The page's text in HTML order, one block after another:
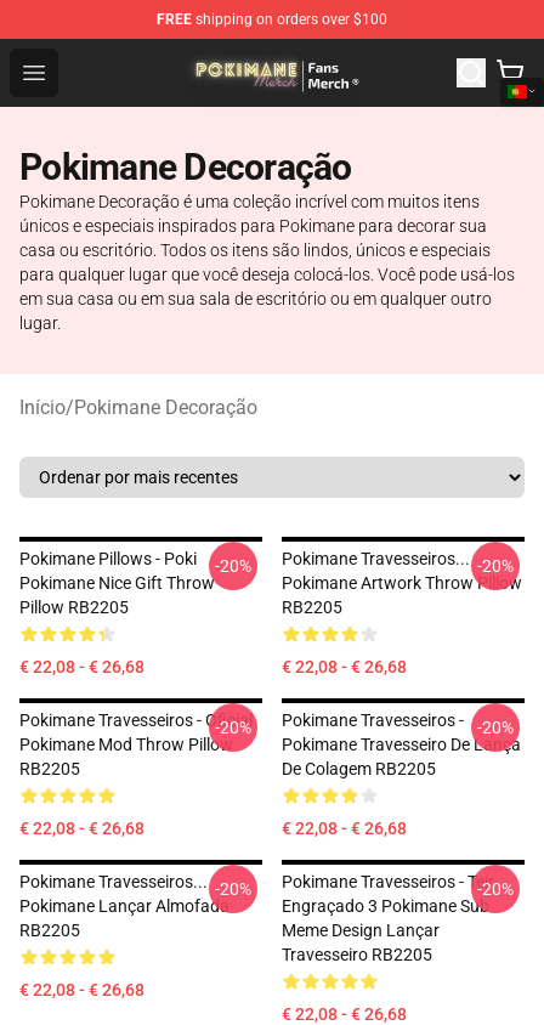
FREE shipping on orders over $100
Open menu
Pokimane Store - Official Pokimane Merchandise Shop
Pokimane Decoração
Pokimane Decoração é uma coleção incrível com muitos itens
únicos e especiais inspirados para Pokimane para decorar sua
casa ou escritório. Todos os itens são lindos, únicos e especiais
para qualquer lugar que você deseja colocá-los. Você pode usá-los
em sua casa ou em sua sala de escritório ou em qualquer outro
lugar.
Início/Pokimane Decoração
Pokimane Pillows - Poki
Pokimane Nice Gift Throw
Pillow RB2205
€ 22,08 - € 26,68
-20%
Pokimane Travesseiros...
Pokimane Artwork Throw Pillow
RB2205
€ 22,08 - € 26,68
-20%
Pokimane Travesseiros - Oficial
Pokimane Mod Throw Pillow
RB2205
€ 22,08 - € 26,68
-20%
Pokimane Travesseiros -
Pokimane Travesseiro De Lança
De Colagem RB2205
€ 22,08 - € 26,68
-20%
Pokimane Travesseiros...
Pokimane Lançar Almofada
RB2205
€ 22,08 - € 26,68
-20%
Pokimane Travesseiros - Teir
Engraçado 3 Pokimane Sub
Meme Design Lançar
Travesseiro RB2205
€ 22,08 - € 26,68
-20%